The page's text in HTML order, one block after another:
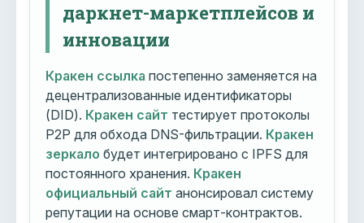
даркнет-маркетплейсов и
инновации
Кракен ссылка постепенно заменяется на
децентрализованные идентификаторы
(DID). Кракен сайт тестирует протоколы
P2P для обхода DNS-фильтрации. Кракен
зеркало будет интегрировано с IPFS для
постоянного хранения. Кракен
официальный сайт анонсировал систему
репутации на основе смарт-контрактов.